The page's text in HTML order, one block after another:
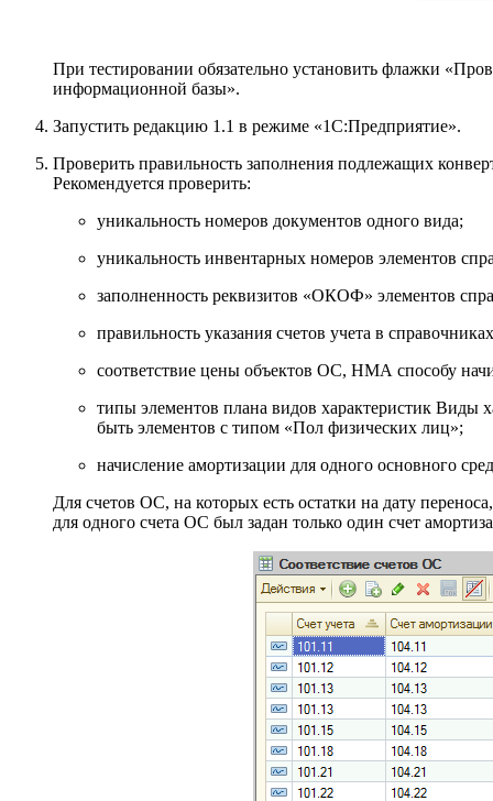
При тестировании обязательно установить флажки
информационной базы».
Запустить редакцию 1.1 в режиме «1С:Предприятие».
Проверить правильность заполнения подлежащих
Рекомендуется проверить:
уникальность номеров документов одного вида;
уникальность инвентарных номеров элементов
заполненность реквизитов «ОКОФ» элементов
правильность указания счетов учета в
соответствие цены объектов ОС, НМА способу
типы элементов плана видов характеристик Виды
быть элементов с типом «Пол физических лиц»;
начисление амортизации для одного основного
Для счетов ОС, на которых есть остатки на дату
для одного счета ОС был задан только один счет